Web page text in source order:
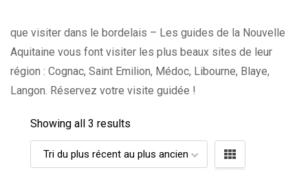
que visiter dans le bordelais – Les guides de la Nouvelle
Aquitaine vous font visiter les plus beaux sites de leur
région : Cognac, Saint Emilion, Médoc, Libourne, Blaye,
Langon. Réservez votre visite guidée !
Showing all 3 results